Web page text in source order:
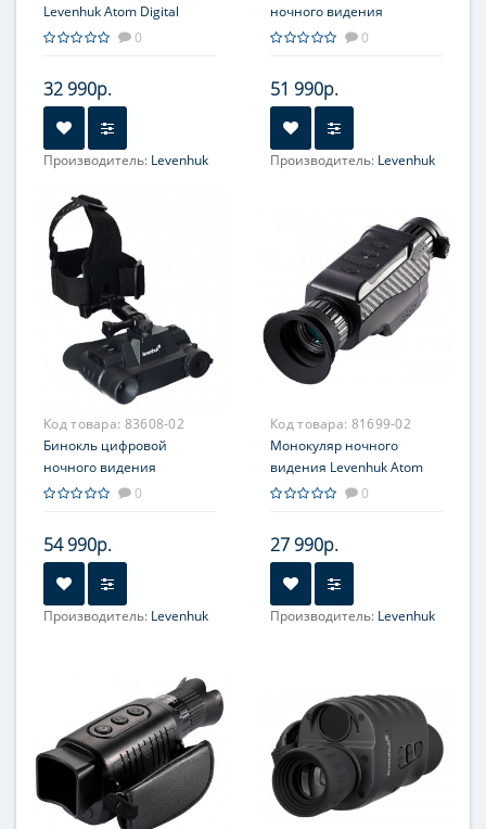
Levenhuk Atom Digital
DNB300
0
32 990р.
Производитель: Levenhuk
ночного видения
Levenhuk Halo 13X Helmet,
0
51 990р.
Производитель: Levenhuk
Код товара: 83608-02
Бинокль цифровой
ночного видения
Levenhuk Halo NVB10
0
54 990р.
Производитель: Levenhuk
Код товара: 81699-02
Монокуляр ночного
видения Levenhuk Atom
Digital DNM100
0
27 990р.
Производитель: Levenhuk